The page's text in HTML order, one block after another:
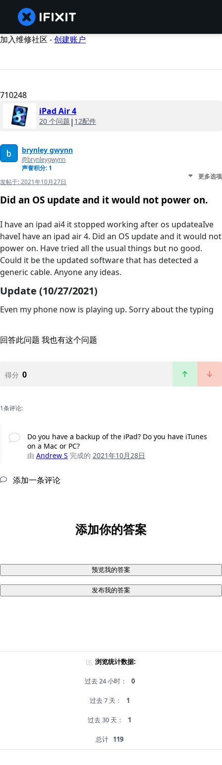
加入维修社区 -创建账户
710248
iPad Air 4
20 个问题 | 12配件
brynley gwynn
@brynleygwynn
声誉积分: 1
发帖于:2021年10月27日
更多选项
Did an OS update and it would not power on.
I have an ipad ai4 it stopped working after os updateaIve
haveI have an ipad air 4. Did an OS update and it would not
power on. Have tried all the usual things but no good.
Could it be the updated software that has detected a
generic cable. Anyone any ideas.
Update (10/27/2021)
Even my phone now is playing up. Sorry about the typing
回答此问题 我也有这个问题
得分 0
1条评论:
Do you have a backup of the iPad? Do you have iTunes
on a Mac or PC?
由 Andrew S 完成的 2021年10月28日
添加一条评论
添加你的答案
预览我的答案
发布我的答案
浏览统计数据:
过去 24 小时： 0
过去 7 天： 1
过去 30 天： 1
总计 119